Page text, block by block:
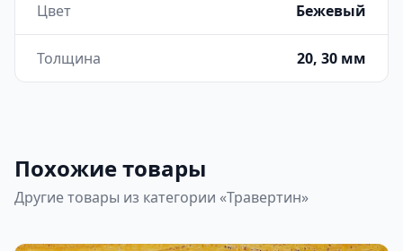
Цвет Бежевый
Толщина 20, 30 мм
Похожие товары
Другие товары из категории «Травертин»